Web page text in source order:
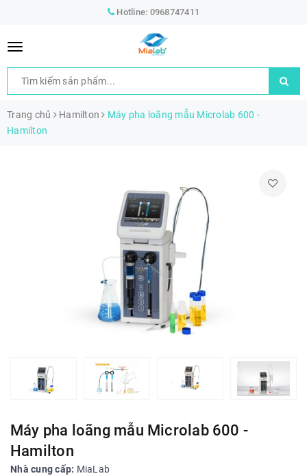
Hotline: 0968747411
Trang chủ Hamilton
Máy pha loãng mẫu Microlab 600 -
Hamilton
Máy pha loãng mẫu Microlab 600 -
Hamilton
Nhà cung cấp: MiaLab